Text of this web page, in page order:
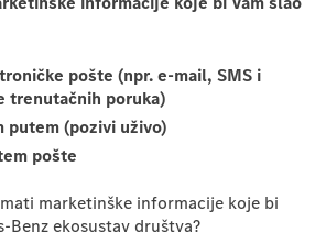
pošte (npr. e-mail, SMS i
trenutačnih poruka)
putem (pozivi uživo)
pošte
marketinške informacije koje bi
Benz ekosustav društva?